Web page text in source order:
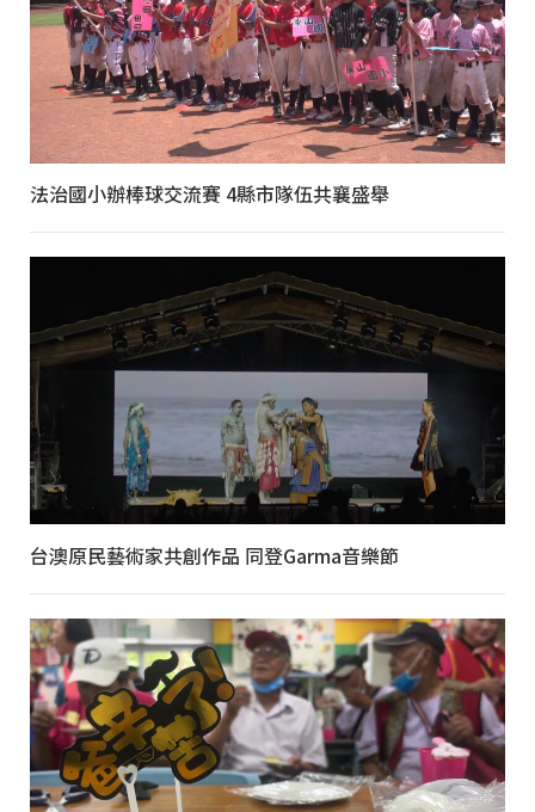
法治國小辦棒球交流賽 4縣市隊伍共襄盛舉
台澳原民藝術家共創作品 同登Garma音樂節